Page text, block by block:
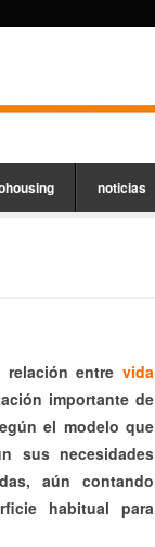
noticias
entre vida
importante de
el modelo que
sus necesidades
aún contando
habitual para